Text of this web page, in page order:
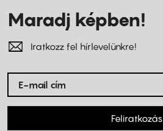
Maradj képben!
Iratkozz fel hírlevelünkre!
Feliratkozás